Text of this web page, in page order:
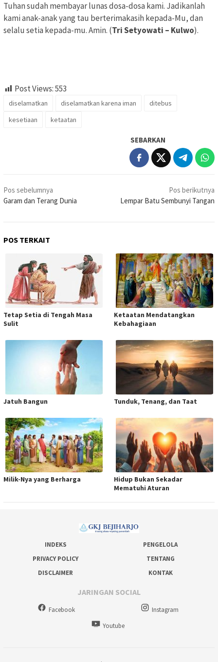
Tuhan sudah membayar lunas dosa-dosa kami. Jadikanlah
kami anak-anak yang tau berterimakasih kepada-Mu, dan
selalu setia kepada-mu. Amin. (Tri Setyowati – Kulwo).
Post Views:553
diselamatkan diselamatkan karena iman
ditebus
kesetiaan
ketaatan
SEBARKAN
Navigasi
pos
Pos sebelumnya
Garam dan Terang Dunia
Pos berikutnya
Lempar Batu Sembunyi Tangan
POS TERKAIT
Tetap Setia di Tengah Masa
Sulit
Ketaatan Mendatangkan
Kebahagiaan
Jatuh Bangun Tunduk, Tenang, dan Taat
Milik-Nya yang Berharga
Hidup Bukan Sekadar
Mematuhi Aturan
INDEKS
PENGELOLA
PRIVACY POLICY
TENTANG
DISCLAIMER
KONTAK
JARINGAN SOCIAL
Facebook
Instagram
Youtube